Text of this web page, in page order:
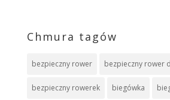
Chmura tagów
bezpieczny rower bezpieczny rower
bezpieczny rowerek biegówka